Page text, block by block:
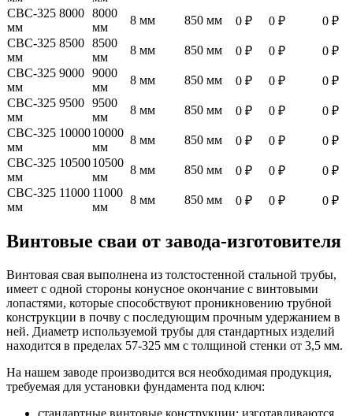
СВС-325 8000
мм
8000
мм
8 мм 850 мм 0 ₽ 0 ₽
0 ₽
СВС-325 8500
мм
8500
мм
8 мм 850 мм 0 ₽ 0 ₽
0 ₽
СВС-325 9000
мм
9000
мм
8 мм 850 мм 0 ₽ 0 ₽
0 ₽
СВС-325 9500
мм
9500
мм
8 мм 850 мм 0 ₽ 0 ₽
0 ₽
СВС-325 10000
мм
10000
мм
8 мм 850 мм 0 ₽ 0 ₽
0 ₽
СВС-325 10500
мм
10500
мм
8 мм 850 мм 0 ₽ 0 ₽
0 ₽
СВС-325 11000
мм
11000
мм
8 мм 850 мм 0 ₽ 0 ₽ 0 ₽
Винтовые сваи от завода-изготовителя
Винтовая свая выполнена из толстостенной стальной трубы,
имеет с одной стороны конусное окончание с винтовыми
лопастями, которые способствуют проникновению трубной
конструкции в почву с последующим прочным удержанием в
ней. Диаметр используемой трубы для стандартных изделий
находится в пределах 57-325 мм с толщиной стенки от 3,5 мм.
На нашем заводе производится вся необходимая продукция,
требуемая для установки фундамента под ключ:
стандартные винтовые конструкции: изготавливаются